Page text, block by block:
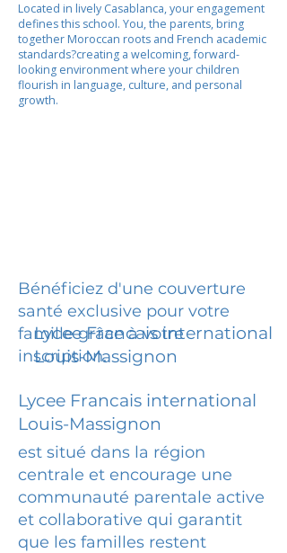
Located in lively Casablanca, your engagement
defines this school. You, the parents, bring
together Moroccan roots and French academic
standards?creating a welcoming, forward-
looking environment where your children
flourish in language, culture, and personal
growth.
Bénéficiez d'une couverture
santé exclusive pour votre
famille grâce à votre
inscription.
Lycee Francais international
Louis-Massignon
Lycee Francais international
Louis-Massignon
est situé dans la région
centrale et encourage une
communauté parentale active
et collaborative qui garantit
que les familles restent